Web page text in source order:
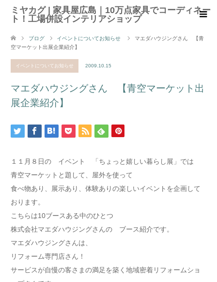
ミヤカグ | 家具屋広島｜10万点家具でコーディネー
ト！工場併設インテリアショップ
ブログ イベントについてお知らせ
マエダハウジングさん 【青
空マーケット出展企業紹介】
イベントについてお知らせ 2009.10.15
マエダハウジングさん 【青空マーケット出
展企業紹介】
１１月８日の イベント 「ちょっと嬉しい暮らし展」では
青空マーケットと題して、屋外を使って
食べ物あり、展示あり、体験ありの楽しいイベントを企画して
おります。
こちらは10ブースある中のひとつ
株式会社マエダハウジングさんの ブース紹介です。
マエダハウジングさんは、
リフォーム専門店さん！
サービスが自慢の客さまの満足を築く地域密着リフォームショ